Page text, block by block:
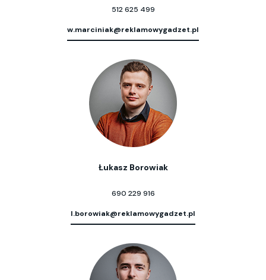
512 625 499
w.marciniak@reklamowygadzet.pl
Łukasz Borowiak
690 229 916
l.borowiak@reklamowygadzet.pl